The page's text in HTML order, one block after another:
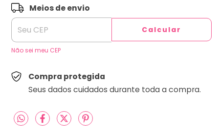
Entregas para o CEP:
Meios de envio
Calcular
Não sei meu CEP
Compra protegida
Seus dados cuidados durante toda a compra.